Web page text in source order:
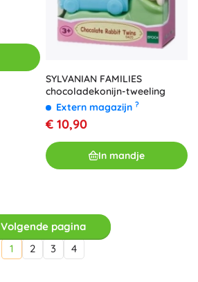
SYLVANIAN FAMILIES
chocoladekonijn-tweeling
Extern magazijn ?
€ 10,90
In mandje
Volgende pagina
1
2 3 4